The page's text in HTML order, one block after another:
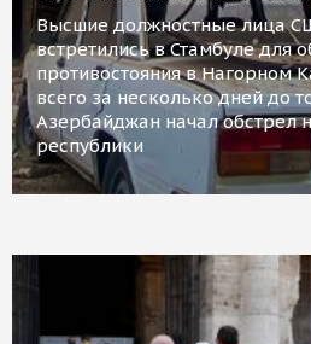
Высшие должностные лица
встретились в Стамбуле для
противостояния в Нагорном
всего за несколько дней до
Азербайджан начал обстрел
республики